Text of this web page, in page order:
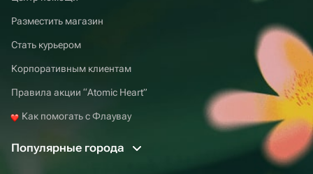
Разместить магазин
Стать курьером
Корпоративным клиентам
Правила акции “Atomic Heart”
Как помогать с Флаувау
Популярные города